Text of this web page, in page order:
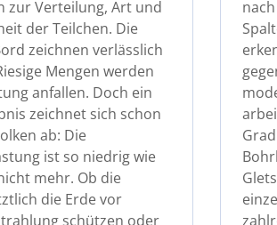
zur Verteilung, Art und
der Teilchen. Die
zeichnen verlässlich
Mengen werden
anfallen. Doch ein
zeichnet sich schon
ab: Die
ist so niedrig wie
mehr. Ob die
die Erde vor
schützen oder